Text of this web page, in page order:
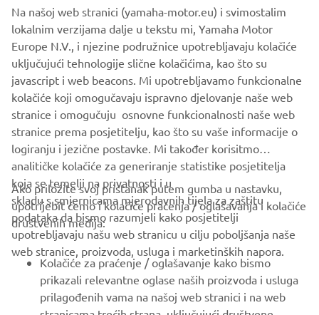
within the speed limit in waterways or marinas.
And there's more. Convenience and ease of rigging are
significant advantages of the digital system and the new
models also feature a powerful 50A alternator to deliver
plenty of power in reserve, to satisfy the demands of
today's on-board electronics.
CORPORATE
FOR BUSINESS
MORE YAMAHA
Na našoj web stranici (yamaha-motor.eu) i svimostalim
lokalnim verzijama dalje u tekstu mi, Yamaha Motor
Europe N.V., i njezine podružnice upotrebljavaju kolačiće
uključujući tehnologije slične kolačićima, kao što su
javascript i web beacons. Mi upotrebljavamo funkcionalne
kolačiće koji omogučavaju ispravno djelovanje naše web
stranice i omogučuju osnovne funkcionalnosti naše web
stranice prema posjetitelju, kao što su vaše informacije o
logiranju i jezične postavke. Mi također korisitmo
analitičke kolačiće za generiranje statistike posjetitelja
koja se temelji na privatnosti i u
skladu s smjernicama mjerodavnih tijela za zaštitu
podataka da bismo razumjeli kako posjetitelji
upotrebljavaju našu web stranicu u cilju poboljšanja naše
web stranice, proizvoda, usluga i marketinških napora.
Ako priložite svoj pristanak putem gumba u nastavku,
upotrijebit ćemo i kolačiće praćenja / oglašavanja i kolačiće
društvenih medija:
Kolačiće za praćenje / oglašavanje kako bismo
prikazali relevantne oglase naših proizvoda i usluga
prilagođenih vama na našoj web stranici i na web